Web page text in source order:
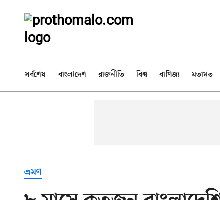
সর্বশেষ বাংলাদেশ রাজনীতি বিশ্ব বাণিজ্য মতামত
ভ্রমণ